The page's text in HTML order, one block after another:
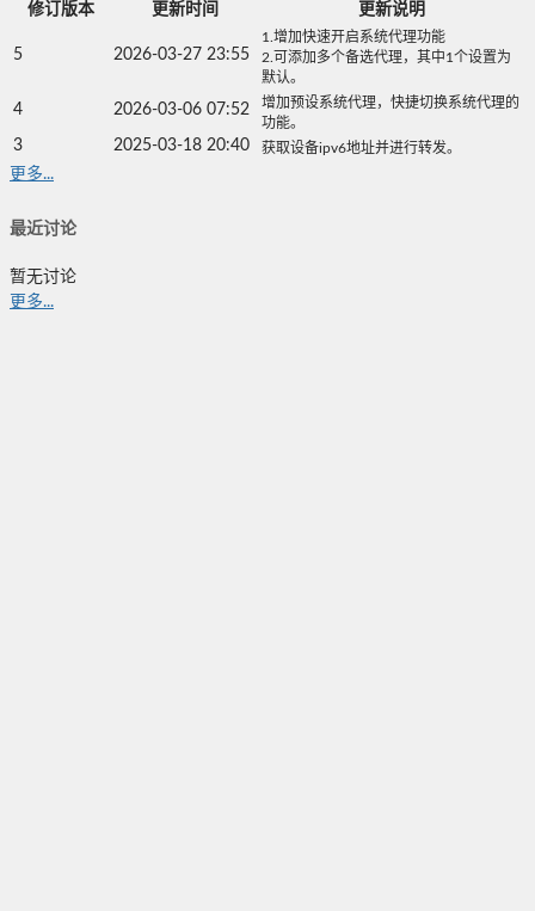
修订版本 更新时间 更新说明
5 2026-03-27 23:55
1.增加快速开启系统代理功能
2.可添加多个备选代理，其中1个设置为
默认。
4 2026-03-06 07:52
增加预设系统代理，快捷切换系统代理的
功能。
3 2025-03-18 20:40 获取设备ipv6地址并进行转发。
更多...
最近讨论
暂无讨论
更多...